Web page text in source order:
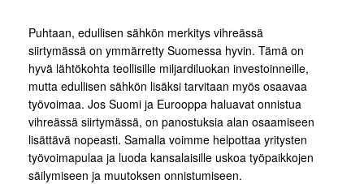
Puhtaan, edullisen sähkön merkitys vihreässä
siirtymässä on ymmärretty Suomessa hyvin. Tämä on
hyvä lähtökohta teollisille miljardiluokan investoinneille,
mutta edullisen sähkön lisäksi tarvitaan myös osaavaa
työvoimaa. Jos Suomi ja Eurooppa haluavat onnistua
vihreässä siirtymässä, on panostuksia alan osaamiseen
lisättävä nopeasti. Samalla voimme helpottaa yritysten
työvoimapulaa ja luoda kansalaisille uskoa työpaikkojen
säilymiseen ja muutoksen onnistumiseen.